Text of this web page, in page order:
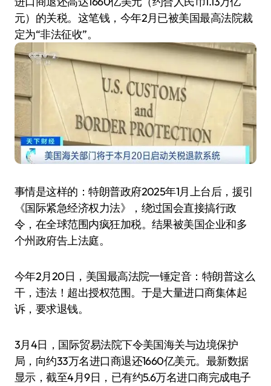
元）的关税。这笔钱，今年2月已被美国最高法院裁
定为“非法征收”。
事情是这样的：特朗普政府2025年1月上台后，援引
《国际紧急经济权力法》，绕过国会直接搞行政
令，在全球范围内疯狂加税。结果被美国企业和多
个州政府告上法庭。
今年2月20日，美国最高法院一锤定音：特朗普这么
干，违法！超出授权范围。于是大量进口商集体起
诉，要求退钱。
3月4日，国际贸易法院下令美国海关与边境保护
局，向约33万名进口商退还1660亿美元。最新数据
显示，截至4月9日，已有约5.6万名进口商完成电子